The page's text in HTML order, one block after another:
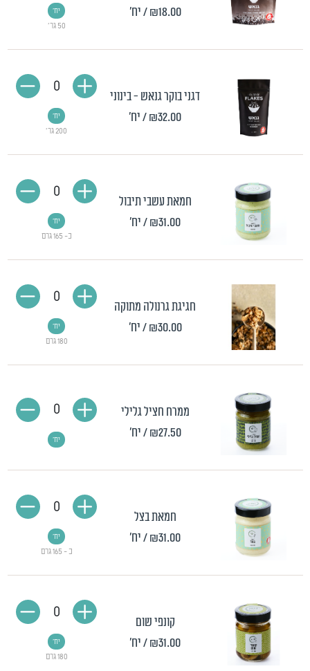
₪18.00 / יח'
50 גר'
יח'
דגני בוקר גנאש - בינוני
₪32.00/ יח'
200 גר'
יח'
0
חמאת עשבי תיבול
₪31.00/ יח'
כ- 165 גרם
יח'
0
חגיגת גרנולה מתוקה
₪30.00 / יח'
180 גרם
יח'
0
ממרח חציל גלילי
₪27.50 / יח' יח'
0
חמאת בצל
₪31.00/ יח'
כ - 165 גרם
יח'
0
קונפי שום
₪31.00/ יח'
180 גרם
יח'
0